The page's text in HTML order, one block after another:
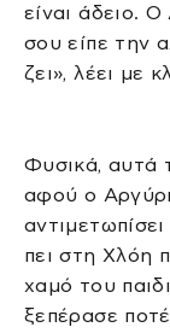
είναι άδειο.
σου είπε την
ζει», λέει με
Φυσικά, αυτά
αφού ο
πει στη Χλόη
χαμό του
ξεπέρασε